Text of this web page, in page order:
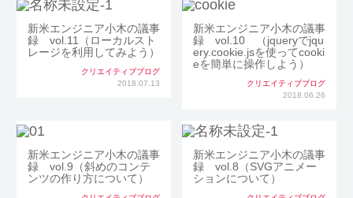
新米エンジニア小木の議事
録 vol.11（ローカルスト
レージを利用してみよう）
クリエイティブブログ
2018.07.13
新米エンジニア小木の議事
録 vol.10 （jqueryでjqu
ery.cookie.jsを使ってcooki
eを簡単に操作しよう）
クリエイティブブログ
2018.06.26
新米エンジニア小木の議事
録 vol.9（斜めのコンテ
ンツの作り方について）
新米エンジニア小木の議事
録 vol.8（SVGアニメー
ションについて）